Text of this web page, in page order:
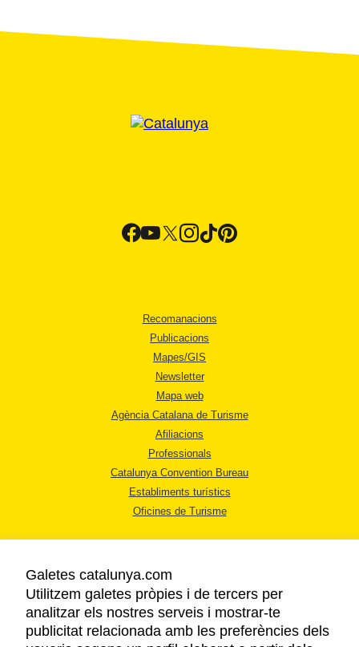
Recomanacions
Publicacions
Mapes/GIS
Newsletter
Mapa web
Agència Catalana de Turisme
Afiliacions
Professionals
Catalunya Convention Bureau
Establiments turístics
Oficines de Turisme
AVÍS LEGAL
POLÍTICA DE PRIVACITAT
Galetes catalunya.com
Utilitzem galetes pròpies i de tercers per
analitzar els nostres serveis i mostrar-te
publicitat relacionada amb les preferències dels